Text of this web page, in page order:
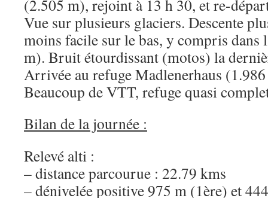
(2.505 m), rejoint à 13 h 30, et re-
Vue sur plusieurs glaciers. Descente
moins facile sur le bas, y compris dans
m). Bruit étourdissant (motos) la
Arrivée au refuge Madlenerhaus
Beaucoup de VTT, refuge quasi
Bilan de la journée :
Relevé alti :
– distance parcourue : 22.79 kms
– dénivelée positive 975 m (1ère) et